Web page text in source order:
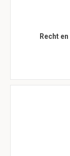
Recht